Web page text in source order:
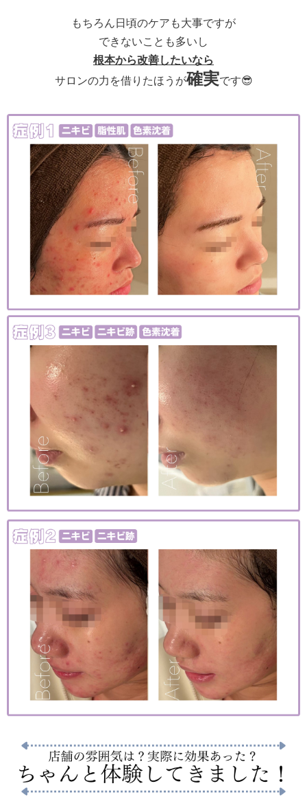
もちろん日頃のケアも大事ですが
できないことも多いし
根本から改善したいなら
サロンの力を借りたほうが確実です😎